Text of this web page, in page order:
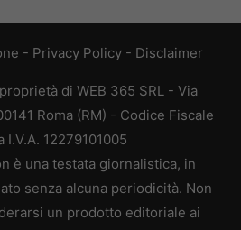
- Privacy Policy - Disclaimer
di WEB 365 SRL - Via
Roma (RM) - Codice Fiscale
I.V.A. 12279101005
è una testata giornalistica, in
senza alcuna periodicità. Non
un prodotto editoriale ai